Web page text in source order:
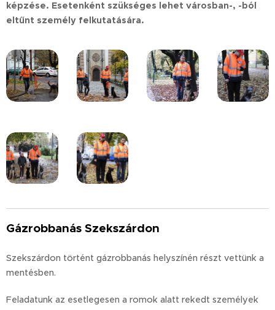
képzése. Esetenként szükséges lehet városban-, -ból
eltűnt személy felkutatására.
Gázrobbanás Szekszárdon
Szekszárdon történt gázrobbanás helyszínén részt vettünk a
mentésben.
Feladatunk az esetlegesen a romok alatt rekedt személyek